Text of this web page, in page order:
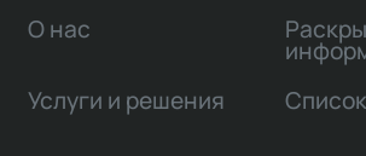
О нас
Услуги и решения